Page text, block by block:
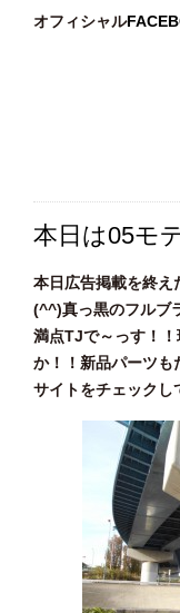
オフィシャル
本日は05モ
本日広告掲載を終
(^^)真っ黒のフルブ
満点TJで～っす！
か！！新品パーツも
サイトをチェックし